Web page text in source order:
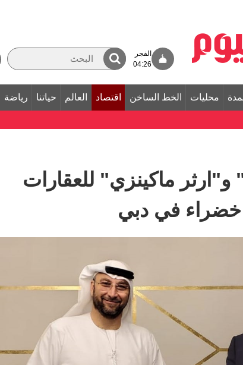
الفجر
04:26
محليات الخط الساخن اقتصاد العالم حياتنا رياضة
و"ارثر ماكينزي" للعقارات
في دبي